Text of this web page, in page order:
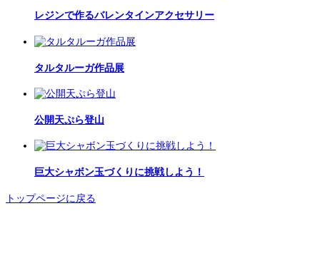
レジンで作るバレンタインアクセサリー
タルタルーガ作品展
公開天ぷら登山
巨大シャボン玉づくりに挑戦しよう！
トップページに戻る